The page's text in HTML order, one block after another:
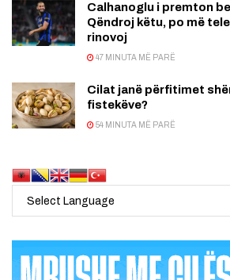
Calhanoglu i premton
Qëndroj këtu, po më
rinovoj
47 MINUTA MË PARË
Cilat janë përfitimet
fistekëve?
54 MINUTA MË PARË